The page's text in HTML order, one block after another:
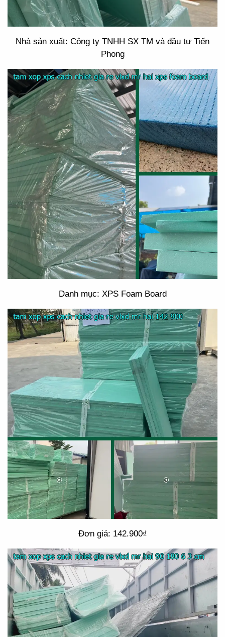
Nhà sản xuất: Công ty TNHH SX TM và đầu tư Tiến
Phong
Danh mục: XPS Foam Board
Đơn giá: 142.900₫